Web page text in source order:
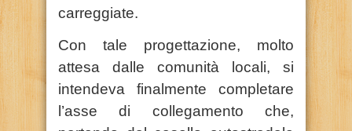
carreggiate.
Con tale progettazione, molto
attesa dalle comunità locali, si
intendeva finalmente completare
l’asse di collegamento che,